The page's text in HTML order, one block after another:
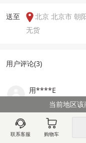
送至
北京 北京市 朝
无货
用户评论(3)
用****E
还不错~（虽然我内心期
当前地区
联系客服 购物车